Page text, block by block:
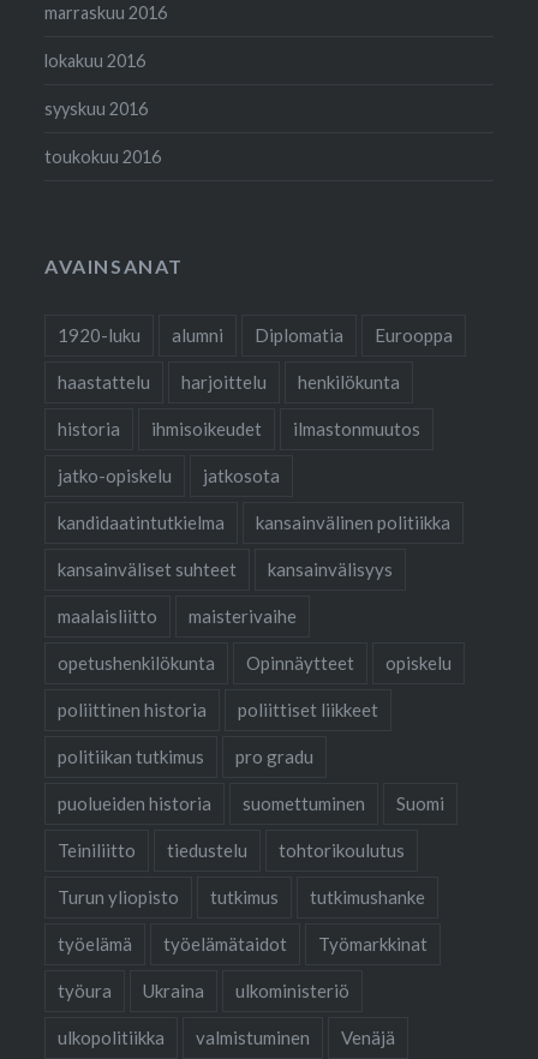
marraskuu 2016
lokakuu 2016
syyskuu 2016
toukokuu 2016
AVAINSANAT
1920-luku alumni Diplomatia Eurooppa
haastattelu harjoittelu henkilökunta
historia ihmisoikeudet ilmastonmuutos
jatko-opiskelu jatkosota
kandidaatintutkielma kansainvälinen politiikka
kansainväliset suhteet kansainvälisyys
maalaisliitto maisterivaihe
opetushenkilökunta Opinnäytteet opiskelu
poliittinen historia poliittiset liikkeet
politiikan tutkimus pro gradu
puolueiden historia suomettuminen Suomi
Teiniliitto tiedustelu tohtorikoulutus
Turun yliopisto tutkimus tutkimushanke
työelämä työelämätaidot Työmarkkinat
työura Ukraina ulkoministeriö
ulkopolitiikka valmistuminen Venäjä